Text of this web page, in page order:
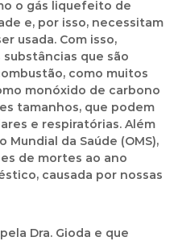
o gás liquefeito de
e, por isso, necessitam
usada. Com isso,
que são
como muitos
monóxido de carbono
tamanhos, que podem
e respiratórias. Além
Mundial da Saúde (OMS),
de mortes ao ano
causada por nossas
Dra. Gioda e que